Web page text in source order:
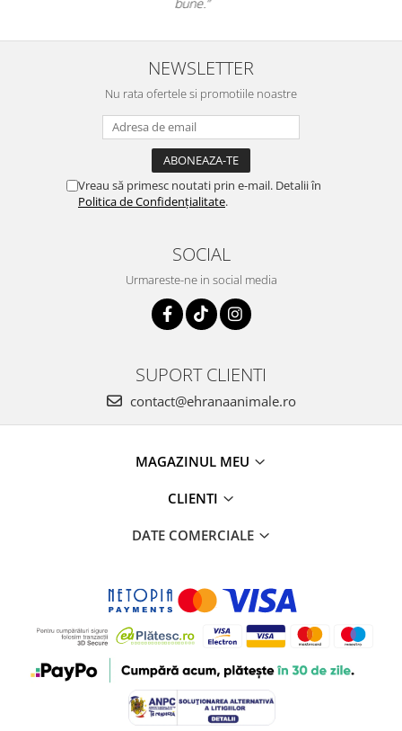
NEWSLETTER
Nu rata ofertele si promotiile noastre
Vreau să primesc noutati prin e-mail. Detalii în
Politica de Confidențialitate.
SOCIAL
Urmareste-ne in social media
SUPORT CLIENTI
contact@ehranaanimale.ro
MAGAZINUL MEU
CLIENTI
DATE COMERCIALE